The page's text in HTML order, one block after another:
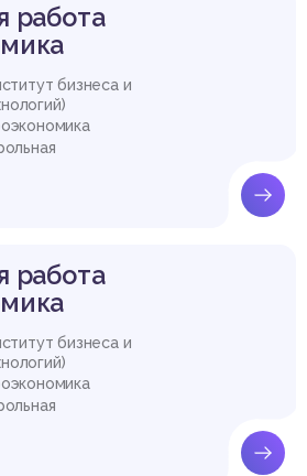
курс лекций/ Потехина
источников
работа
бизнеса и
работа
бизнеса и